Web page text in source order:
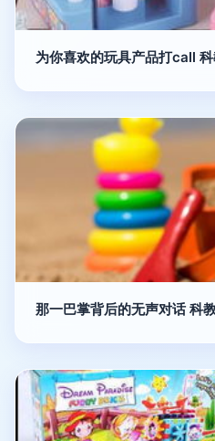
为你喜欢的玩具产品打call
那一巴掌背后的无声对话 科